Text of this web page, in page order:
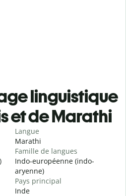
linguistique
et de Marathi
Langue
Marathi
Famille de langues
Indo-européenne (indo-
aryenne)
Pays principal
Inde